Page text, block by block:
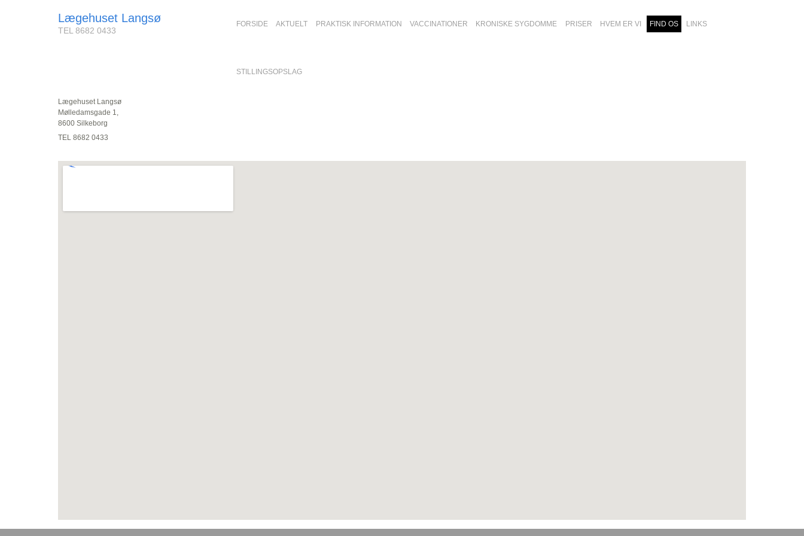
Lægehuset Langsø
TEL 8682 0433
FORSIDE AKTUELT PRAKTISK INFORMATION VACCINATIONER KRONISKE SYGDOMME PRISER HVEM ER VI FIND OS LINKS
STILLINGSOPSLAG
Lægehuset Langsø
Mølledamsgade 1,
8600 Silkeborg
TEL 8682 0433